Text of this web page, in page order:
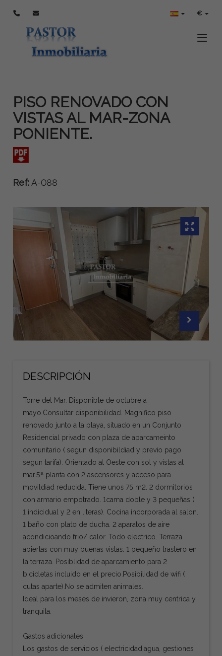
€
PISO RENOVADO CON
VISTAS AL MAR-ZONA
PONIENTE.
Ref: A-088
DESCRIPCIÓN
Torre del Mar. Disponible de octubre a
mayo.Consultar disponibilidad. Magnifico piso
renovado junto a la playa, situado en un Conjunto
Residencial privado con plaza de aparcameinto
comunitario ( segun disponibildiad y previo pago
segun tarifa). Orientado al Oeste con sol y vistas al
mar.5ª planta con 2 ascensores y acceso para
movildiad reducida. Tiene unos 75 m2. 2 dormitorios
con armario empotrado. 1cama doble y 3 pequeñas (
1 indicidual y 2 en literas). Cocina incorporada al salon.
1 baño con plato de ducha. 2 aparatos de aire
acondicioando frio/ calor. Todo electrico. Terraza
abiertas con muy buenas vistas. 1 pequeño trastero en
la terraza. Posiblidad de aparcamiento para 2
bicicletas incluido en el precio.Posibilidad de wifi (
cutas aparte).No se admiten animales.
Ideal para los meses de invieron, zona muy centrica y
tranquila.
Gastos adicionales:
Los gastos de servicios ( electricidad,agua, gestiones